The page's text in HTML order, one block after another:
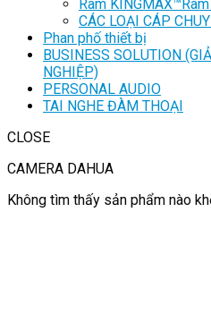
Ram KINGMAX™
CÁC LOẠI CÁP
Phan phố thiết bị
BUSINESS SOLUTION
NGHIỆP)
PERSONAL AUDIO
TAI NGHE ĐÀM THOẠI
CLOSE
CAMERA DAHUA
Không tìm thấy sản phẩm nào